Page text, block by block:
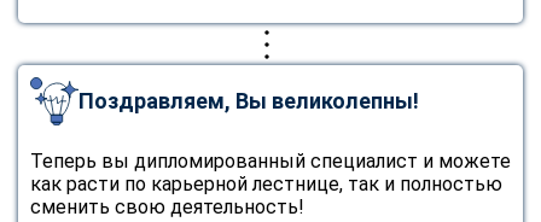
Поздравляем, Вы великолепны!
Теперь вы дипломированный специалист и можете
как расти по карьерной лестнице, так и полностью
сменить свою деятельность!